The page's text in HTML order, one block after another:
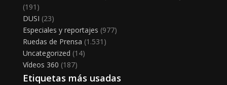
(191)
DUSI (23)
Especiales y reportajes (977)
Ruedas de Prensa (1.531)
Uncategorized (14)
Vídeos 360 (187)
Etiquetas más usadas